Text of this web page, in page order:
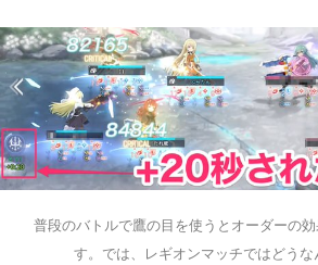
普段のバトルで鷹の目を使うとオーダーの
す。では、レギオンマッチではどうな